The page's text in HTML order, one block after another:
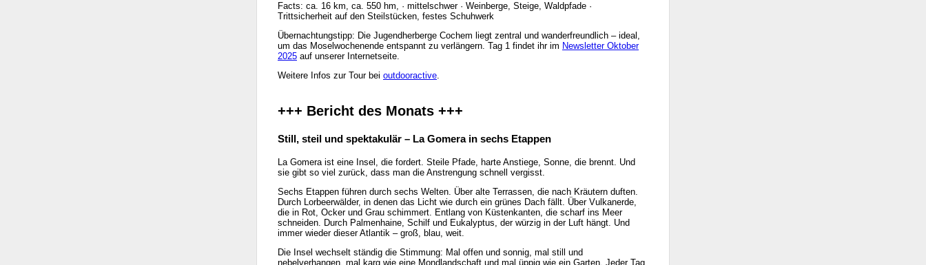
Facts: ca. 16 km, ca. 550 hm, · mittelschwer · Weinberge, Steige, Waldpfade ·
Trittsicherheit auf den Steilstücken, festes Schuhwerk
Übernachtungstipp: Die Jugendherberge Cochem liegt zentral und wanderfreundlich – ideal,
um das Moselwochenende entspannt zu verlängern. Tag 1 findet ihr im Newsletter Oktober
2025 auf unserer Internetseite.
Weitere Infos zur Tour bei outdooractive.
+++ Bericht des Monats +++
Still, steil und spektakulär – La Gomera in sechs Etappen
La Gomera ist eine Insel, die fordert. Steile Pfade, harte Anstiege, Sonne, die brennt. Und
sie gibt so viel zurück, dass man die Anstrengung schnell vergisst.
Sechs Etappen führen durch sechs Welten. Über alte Terrassen, die nach Kräutern duften.
Durch Lorbeerwälder, in denen das Licht wie durch ein grünes Dach fällt. Über Vulkanerde,
die in Rot, Ocker und Grau schimmert. Entlang von Küstenkanten, die scharf ins Meer
schneiden. Durch Palmenhaine, Schilf und Eukalyptus, der würzig in der Luft hängt. Und
immer wieder dieser Atlantik – groß, blau, weit.
Die Insel wechselt ständig die Stimmung: Mal offen und sonnig, mal still und
nebelverhangen, mal karg wie eine Mondlandschaft und mal üppig wie ein Garten. Jeder Tag